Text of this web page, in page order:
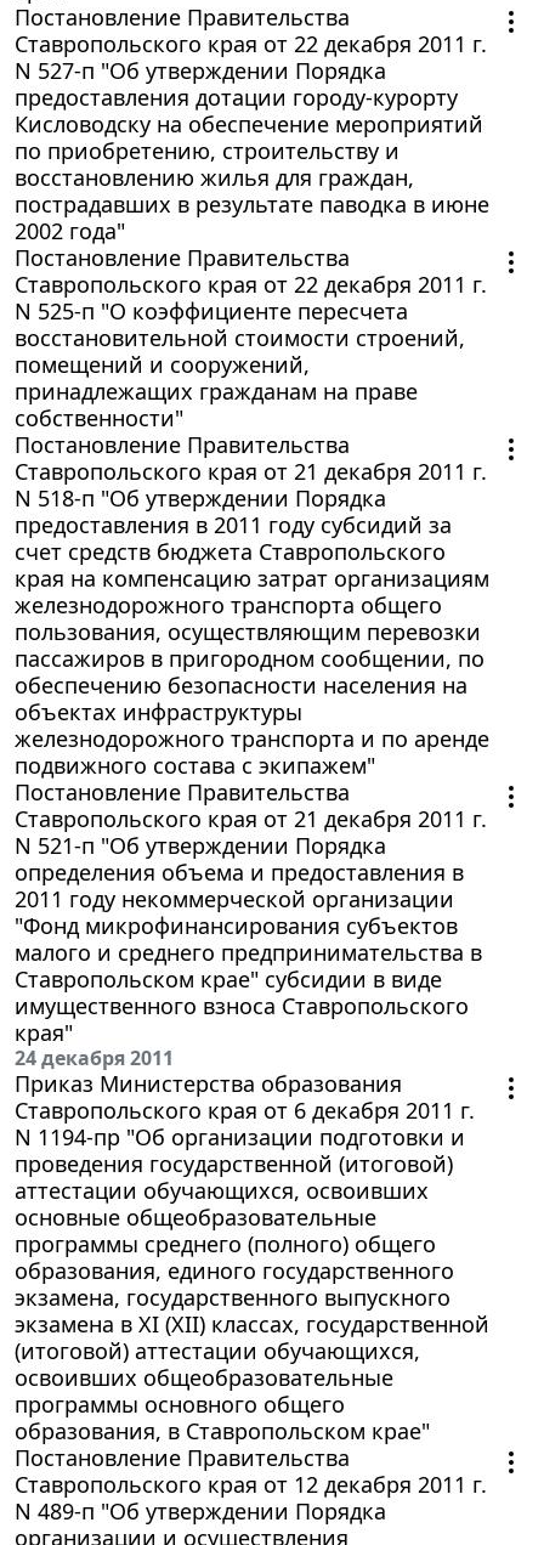
Постановление Правительства
Ставропольского края от 22 декабря 2011 г.
N 527-п "Об утверждении Порядка
предоставления дотации городу-курорту
Кисловодску на обеспечение мероприятий
по приобретению, строительству и
восстановлению жилья для граждан,
пострадавших в результате паводка в июне
2002 года"
Постановление Правительства
Ставропольского края от 22 декабря 2011 г.
N 525-п "О коэффициенте пересчета
восстановительной стоимости строений,
помещений и сооружений,
принадлежащих гражданам на праве
собственности"
Постановление Правительства
Ставропольского края от 21 декабря 2011 г.
N 518-п "Об утверждении Порядка
предоставления в 2011 году субсидий за
счет средств бюджета Ставропольского
края на компенсацию затрат организациям
железнодорожного транспорта общего
пользования, осуществляющим перевозки
пассажиров в пригородном сообщении, по
обеспечению безопасности населения на
объектах инфраструктуры
железнодорожного транспорта и по аренде
подвижного состава с экипажем"
Постановление Правительства
Ставропольского края от 21 декабря 2011 г.
N 521-п "Об утверждении Порядка
определения объема и предоставления в
2011 году некоммерческой организации
"Фонд микрофинансирования субъектов
малого и среднего предпринимательства в
Ставропольском крае" субсидии в виде
имущественного взноса Ставропольского
края"
24 декабря 2011
Приказ Министерства образования
Ставропольского края от 6 декабря 2011 г.
N 1194-пр "Об организации подготовки и
проведения государственной (итоговой)
аттестации обучающихся, освоивших
основные общеобразовательные
программы среднего (полного) общего
образования, единого государственного
экзамена, государственного выпускного
экзамена в XI (XII) классах, государственной
(итоговой) аттестации обучающихся,
освоивших общеобразовательные
программы основного общего
образования, в Ставропольском крае"
Постановление Правительства
Ставропольского края от 12 декабря 2011 г.
N 489-п "Об утверждении Порядка
организации и осуществления